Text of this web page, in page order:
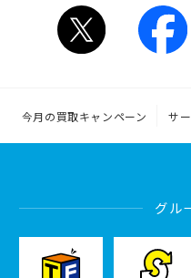
今月の買取キャンペーン サ
グル